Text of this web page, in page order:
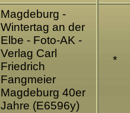
Magdeburg -
Wintertag an der
Elbe - Foto-AK -
Verlag Carl
Friedrich
Fangmeier
Magdeburg 40er
Jahre (E6596y)
*